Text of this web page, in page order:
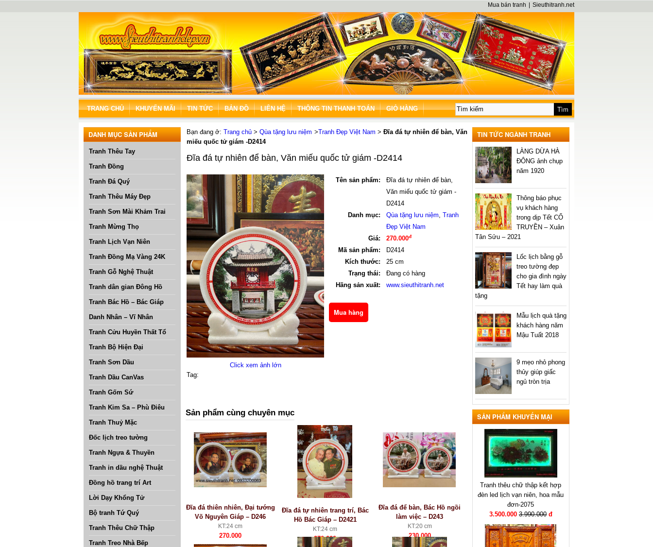
Sieuthitranh.net
Mua bán tranh
TRANG CHỦ KHUYẾN MÃI TIN TỨC BẢN ĐỒ LIÊN HỆ THÔNG TIN THANH TOÁN GIỎ HÀNG
DANH MỤC SẢN PHẨM
Tranh Thêu Tay
Tranh Đồng
Tranh Đá Quý
Tranh Thêu Máy Đẹp
Tranh Sơn Mài Khảm Trai
Tranh Mừng Thọ
Tranh Lịch Vạn Niên
Tranh Đồng Mạ Vàng 24K
Tranh Gỗ Nghệ Thuật
Tranh dân gian Đông Hồ
Tranh Bác Hồ – Bác Giáp
Danh Nhân – Vĩ Nhân
Tranh Cửu Huyền Thất Tổ
Tranh Bộ Hiện Đại
Tranh Sơn Dầu
Tranh Dầu CanVas
Tranh Gốm Sứ
Tranh Kim Sa – Phù Điêu
Tranh Thuỷ Mặc
Đốc lịch treo tường
Tranh Ngựa & Thuyền
Tranh in dầu nghệ Thuật
Đồng hồ trang trí Art
Lời Dạy Khổng Tử
Bộ tranh Tứ Quý
Tranh Thêu Chữ Thập
Tranh Treo Nhà Bếp
Bạn đang ở:Trang chủ >Qùa tặng lưu niệm >Tranh Đẹp Việt Nam > Đĩa đá tự nhiên để bàn, Văn
miếu quốc tử giám -D2414
Đĩa đá tự nhiên để bàn, Văn miếu quốc tử giám -D2414
Click xem ảnh lớn
Tên sản phẩm:
Đĩa đá tự nhiên để bàn,
Văn miếu quốc tử giám -
D2414
Danh mục:
Qùa tặng lưu niệm, Tranh
Đẹp Việt Nam
Giá:
270.000đ
Mã sản phẩm:
D2414
Kích thước:
25 cm
Trạng thái:
Đang có hàng
Hãng sản xuất:
www.sieuthitranh.net
Tag:
Sản phẩm cùng chuyên mục
Đĩa đá thiên nhiên, Đại tướng
Võ Nguyên Giáp – D246
KT:24 cm
270.000
Đĩa đá tự nhiên trang trí, Bác
Hồ Bác Giáp – D2421
KT:24 cm
270.000
Đĩa đá để bàn, Bác Hồ ngồi
làm việc – D243
KT:20 cm
230.000
TIN TỨC NGÀNH TRANH
LÀNG DỪA HÀ
ĐÔNG ảnh chụp
năm 1920
Thông báo phục
vụ khách hàng
trong dịp Tết CỔ
TRUYỀN – Xuân
Tân Sửu – 2021
Lốc lịch bằng gỗ
treo tường đẹp
cho gia đình ngày
Tết hay làm quà
tặng
Mẫu lịch quà tặng
khách hàng năm
Mậu Tuất 2018
9 mẹo nhỏ phong
thủy giúp giấc
ngủ tròn trịa
SẢN PHẨM KHUYẾN MẠI
Tranh thêu chữ thập kết hợp
đèn led lịch vạn niên, hoa mẫu
đơn-2075
3.500.000 3.990.000đ